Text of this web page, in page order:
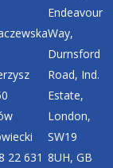
22 631
Endeavour
Way,
Durnsford
Road, Ind.
Estate,
London,
SW19
8UH, GB